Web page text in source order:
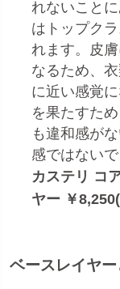
れないこと
はトップク
れます。皮
なるため、
に近い感覚
を果たすた
も違和感が
感ではないで
カステリ コ
ヤー ￥8,250(
ベースレイヤ